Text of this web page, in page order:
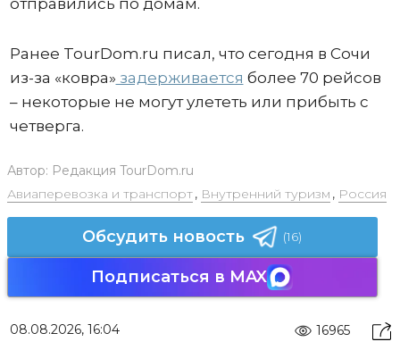
Ранее TourDom.ru писал, что сегодня в Сочи
из-за «ковра» задерживается более 70 рейсов
– некоторые не могут улететь или прибыть с
четверга.
Автор: Редакция TourDom.ru
Авиаперевозка и транспорт, Внутренний туризм , Россия
Обсудить новость (16)
Подписаться в MAX
08.08.2026, 16:04 16965